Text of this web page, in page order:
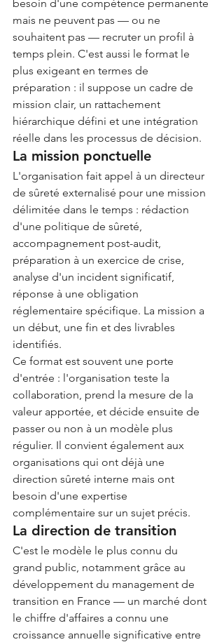
besoin d'une compétence permanente
mais ne peuvent pas — ou ne
souhaitent pas — recruter un profil à
temps plein. C'est aussi le format le
plus exigeant en termes de
préparation : il suppose un cadre de
mission clair, un rattachement
hiérarchique défini et une intégration
réelle dans les processus de décision.
La mission ponctuelle
L'organisation fait appel à un directeur
de sûreté externalisé pour une mission
délimitée dans le temps : rédaction
d'une politique de sûreté,
accompagnement post-audit,
préparation à un exercice de crise,
analyse d'un incident significatif,
réponse à une obligation
réglementaire spécifique. La mission a
un début, une fin et des livrables
identifiés.
Ce format est souvent une porte
d'entrée : l'organisation teste la
collaboration, prend la mesure de la
valeur apportée, et décide ensuite de
passer ou non à un modèle plus
régulier. Il convient également aux
organisations qui ont déjà une
direction sûreté interne mais ont
besoin d'une expertise
complémentaire sur un sujet précis.
La direction de transition
C'est le modèle le plus connu du
grand public, notamment grâce au
développement du management de
transition en France — un marché dont
le chiffre d'affaires a connu une
croissance annuelle significative entre